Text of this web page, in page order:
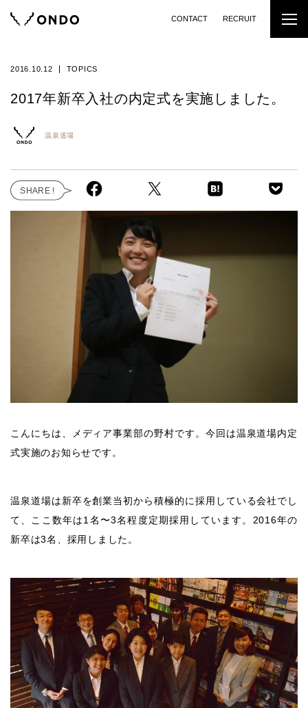
CONTACT RECRUIT
2016.10.12 TOPICS
2017年新卒入社の内定式を実施しました。
温泉道場
こんにちは、メディア事業部の野村です。今回は温泉道場内定
式実施のお知らせです。
温泉道場は新卒を創業当初から積極的に採用している会社でし
て、ここ数年は1名〜3名程度定期採用しています。2016年の
新卒は3名、採用しました。